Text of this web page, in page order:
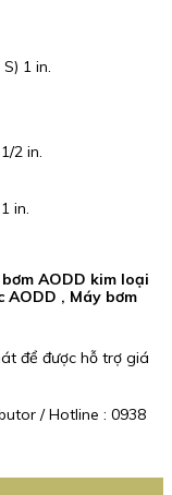
1 in.
2 in.
in.
AODD kim loại
AODD , Máy bơm
để được hỗ trợ giá
/ Hotline : 0938